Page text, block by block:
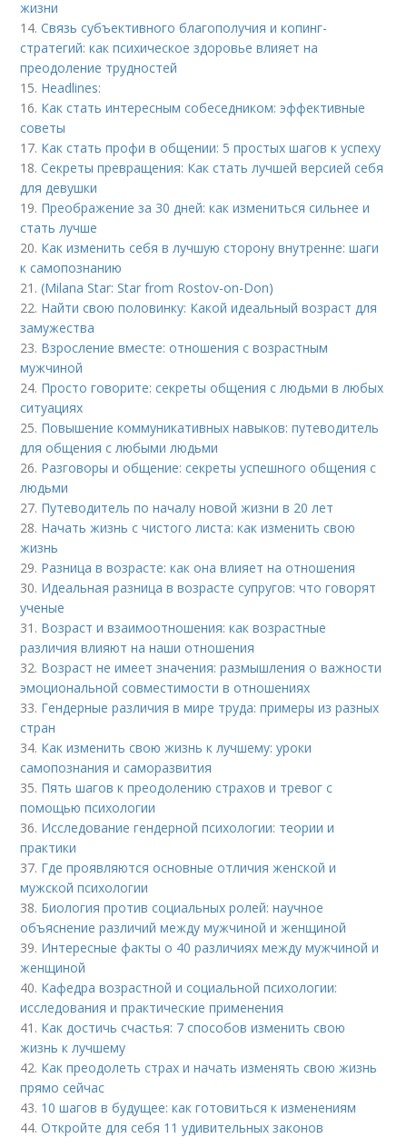
жизни
14.Связь субъективного благополучия и копинг-
стратегий: как психическое здоровье влияет на
преодоление трудностей
15. Headlines:
16. Как стать интересным собеседником: эффективные
советы
17. Как стать профи в общении: 5 простых шагов к успеху
18.Секреты превращения: Как стать лучшей версией себя
для девушки
19. Преображение за 30 дней: как измениться сильнее и
стать лучше
20. Как изменить себя в лучшую сторону внутренне: шаги
к самопознанию
21.(Milana Star: Star from Rostov-on-Don)
22. Найти свою половинку: Какой идеальный возраст для
замужества
23. Взросление вместе: отношения с возрастным
мужчиной
24. Просто говорите: секреты общения с людьми в любых
ситуациях
25. Повышение коммуникативных навыков: путеводитель
для общения с любыми людьми
26. Разговоры и общение: секреты успешного общения с
людьми
27. Путеводитель по началу новой жизни в 20 лет
28. Начать жизнь с чистого листа: как изменить свою
жизнь
29. Разница в возрасте: как она влияет на отношения
30. Идеальная разница в возрасте супругов: что говорят
ученые
31. Возраст и взаимоотношения: как возрастные
различия влияют на наши отношения
32. Возраст не имеет значения: размышления о важности
эмоциональной совместимости в отношениях
33. Гендерные различия в мире труда: примеры из разных
стран
34. Как изменить свою жизнь к лучшему: уроки
самопознания и саморазвития
35. Пять шагов к преодолению страхов и тревог с
помощью психологии
36. Исследование гендерной психологии: теории и
практики
37. Где проявляются основные отличия женской и
мужской психологии
38. Биология против социальных ролей: научное
объяснение различий между мужчиной и женщиной
39. Интересные факты о 40 различиях между мужчиной и
женщиной
40. Кафедра возрастной и социальной психологии:
исследования и практические применения
41. Как достичь счастья: 7 способов изменить свою
жизнь к лучшему
42. Как преодолеть страх и начать изменять свою жизнь
прямо сейчас
43. 10 шагов в будущее: как готовиться к изменениям
44.Откройте для себя 11 удивительных законов